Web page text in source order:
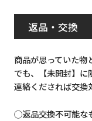
返品・交換
商品が思っていた物
でも、【未開封】に
連絡くだされば交換
◯返品交換不可能な